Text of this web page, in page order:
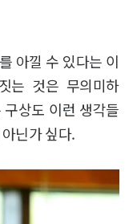
아낄 수 있다는 이
는 것은 무의미하
상도 이런 생각들
닌가 싶다.